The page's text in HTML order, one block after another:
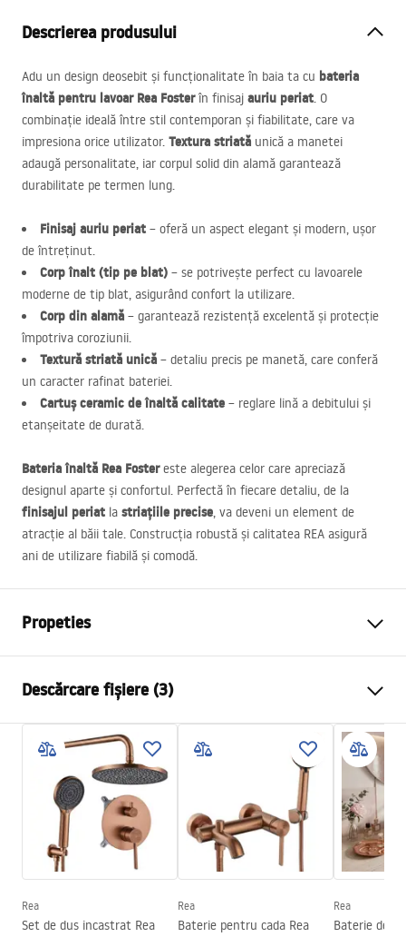
Descrierea produsului
Adu un design deosebit și funcționalitate în baia ta cu bateria
înaltă pentru lavoar Rea Fosterîn finisaj auriu periat. O
combinație ideală între stil contemporan și fiabilitate, care va
impresiona orice utilizator. Textura striată unică a manetei
adaugă personalitate, iar corpul solid din alamă garantează
durabilitate pe termen lung.
Finisaj auriu periat – oferă un aspect elegant și modern, ușor
de întreținut.
Corp înalt (tip pe blat) – se potrivește perfect cu lavoarele
moderne de tip blat, asigurând confort la utilizare.
Corp din alamă – garantează rezistență excelentă și protecție
împotriva coroziunii.
Textură striată unică – detaliu precis pe manetă, care conferă
un caracter rafinat bateriei.
Cartuș ceramic de înaltă calitate – reglare lină a debitului și
etanșeitate de durată.
Bateria înaltă Rea Fostereste alegerea celor care apreciază
designul aparte și confortul. Perfectă în fiecare detaliu, de la
finisajul periat la striațiile precise, va deveni un element de
atracție al băii tale. Construcția robustă și calitatea REA asigură
ani de utilizare fiabilă și comodă.
Propeties
Metodă de montaj
Culoare
Auriu periat
Tip de gura de scurgere
Fixă
Material
Lungimea gurii
150 mm
Inalime
287mm
Tehnologia de acoperire
PVD
Diametru pentru conectare
Garantie
5 ani
Descărcare fișiere (3)
Condiții de garanție
Warranty_Terms_and_Conditions_Faucets_-_5.pdf
Instrucțiuni de asamblare
faucet.pdf
Informații de siguranță
Rea
Set de dus incastrat Rea
Rea
Baterie pentru cada Rea
Rea
Baterie de